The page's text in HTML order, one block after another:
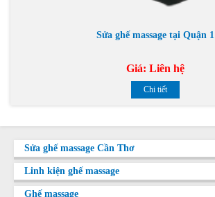
Sửa ghế massage tại Quận 1
Giá: Liên hệ
Chi tiết
Sửa ghế massage Cần Thơ
Linh kiện ghế massage
Ghế massage